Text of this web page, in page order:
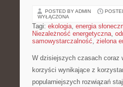
POSTED BY ADMIN
WYŁĄCZONA
Tagi: ekologia, energia
Niezależność energetyczna,
samowystarczalność, zielona
W dzisiejszych czasach coraz
korzyści⁣ wynikające ​z
popularniejszych rozwiązań